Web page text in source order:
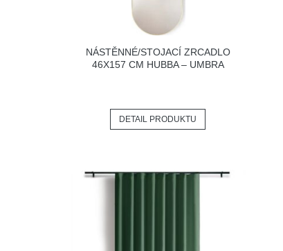
NÁSTĚNNÉ/STOJACÍ ZRCADLO
46X157 CM HUBBA – UMBRA
DETAIL PRODUKTU